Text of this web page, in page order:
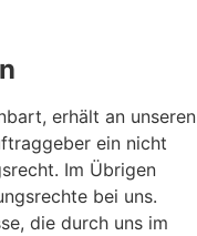
erhält an unseren
ein nicht
Im Übrigen
bei uns.
die durch uns im